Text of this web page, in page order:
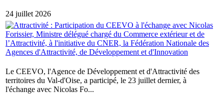
24 juillet 2026
Le CEEVO, l'Agence de Développement et d'Attractivité des
territoires du Val-d'Oise, a participé, le 23 juillet dernier, à
l'échange avec Nicolas Fo...